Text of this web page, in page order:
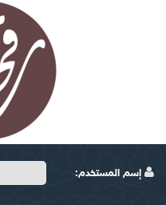
إسم المستخدم: